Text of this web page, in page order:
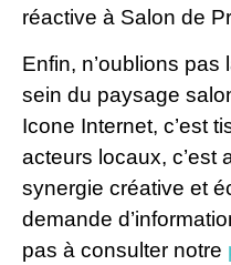
réactive à Salon de
Enfin, n’oublions
sein du paysage
Icone Internet, c’est
acteurs locaux, c’est
synergie créative et
demande
pas à consulter notre